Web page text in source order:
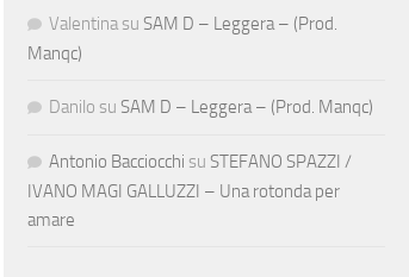
Valentina su SAM D – Leggera – (Prod.
Manqc)
Danilo su SAM D – Leggera – (Prod. Manqc)
Antonio Bacciocchi su STEFANO SPAZZI /
IVANO MAGI GALLUZZI – Una rotonda per
amare